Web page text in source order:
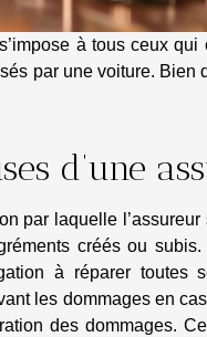
à tous ceux
par une voiture. Bien
d’une
par laquelle
créés ou
à réparer
les dommages en
des dommages.